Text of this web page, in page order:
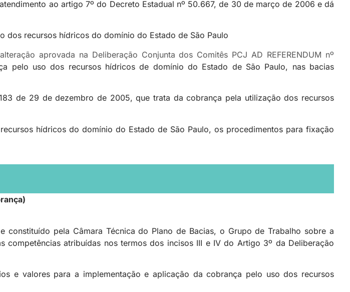
ao artigo 7º do Decreto Estadual nº 50.667, de 30 de março de 2006 e dá
recursos hídricos do domínio do Estado de São Paulo
aprovada na Deliberação Conjunta dos Comitês PCJ AD REFERENDUM nº
pelo uso dos recursos hídricos de domínio do Estado de São Paulo, nas bacias
de 29 de dezembro de 2005, que trata da cobrança pela utilização dos recursos
hídricos do domínio do Estado de São Paulo, os procedimentos para fixação
pela Câmara Técnica do Plano de Bacias, o Grupo de Trabalho sobre a
atribuídas nos termos dos incisos III e IV do Artigo 3º da Deliberação
e valores para a implementação e aplicação da cobrança pelo uso dos recursos